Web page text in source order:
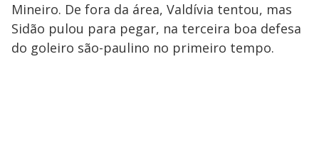
Mineiro. De fora da área, Valdívia tentou, mas
Sidão pulou para pegar, na terceira boa defesa
do goleiro são-paulino no primeiro tempo.